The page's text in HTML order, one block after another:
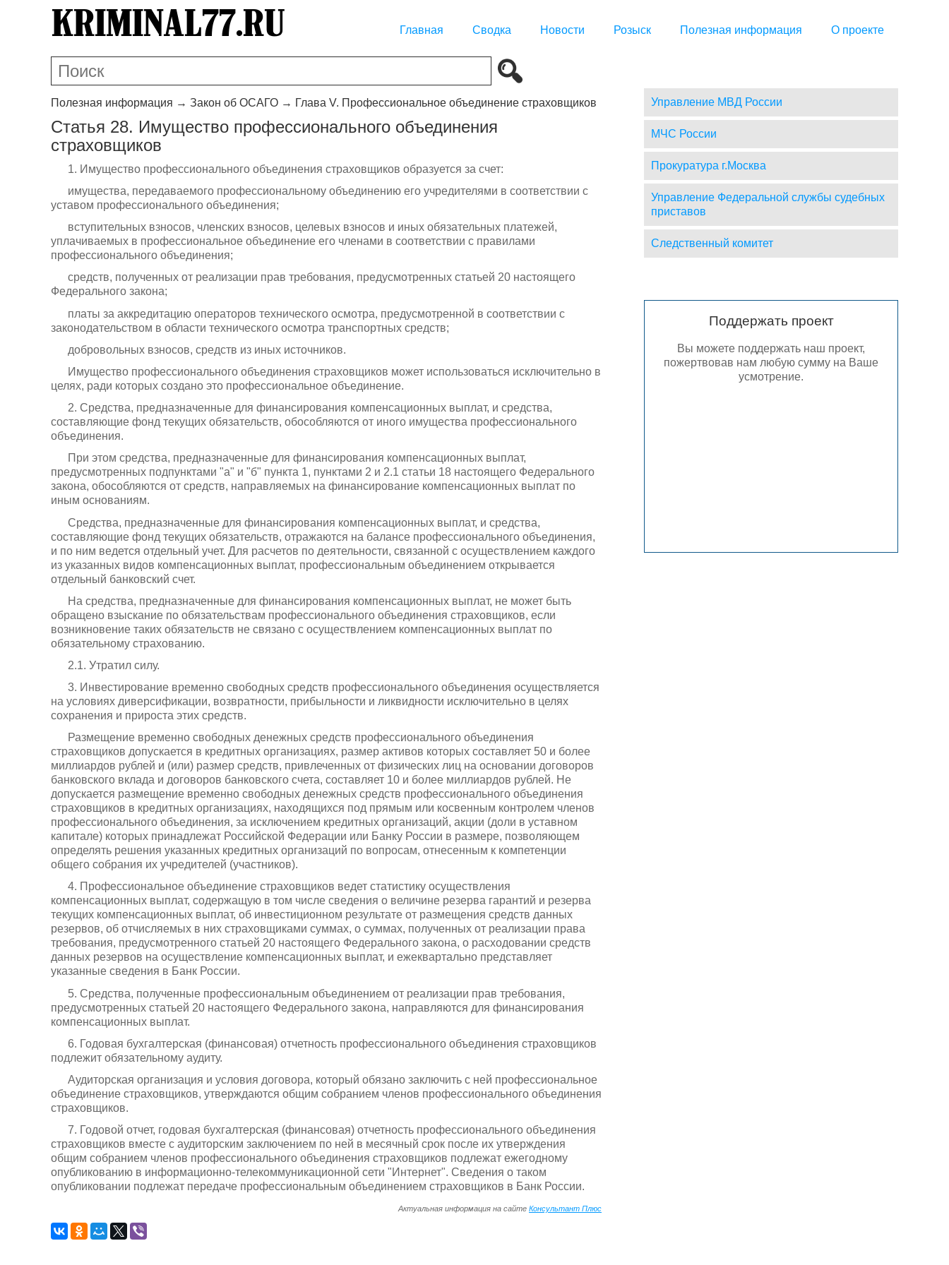
Главная Сводка Новости Розыск Полезная информация О проекте
Полезная информация → Закон об ОСАГО → Глава V. Профессиональное объединение страховщиков
Статья 28. Имущество профессионального объединения
страховщиков
1. Имущество профессионального объединения страховщиков образуется за счет:
имущества, передаваемого профессиональному объединению его учредителями в соответствии с
уставом профессионального объединения;
вступительных взносов, членских взносов, целевых взносов и иных обязательных платежей,
уплачиваемых в профессиональное объединение его членами в соответствии с правилами
профессионального объединения;
средств, полученных от реализации прав требования, предусмотренных статьей 20 настоящего
Федерального закона;
платы за аккредитацию операторов технического осмотра, предусмотренной в соответствии с
законодательством в области технического осмотра транспортных средств;
добровольных взносов, средств из иных источников.
Имущество профессионального объединения страховщиков может использоваться исключительно в
целях, ради которых создано это профессиональное объединение.
2. Средства, предназначенные для финансирования компенсационных выплат, и средства,
составляющие фонд текущих обязательств, обособляются от иного имущества профессионального
объединения.
При этом средства, предназначенные для финансирования компенсационных выплат,
предусмотренных подпунктами "а" и "б" пункта 1, пунктами 2 и 2.1 статьи 18 настоящего Федерального
закона, обособляются от средств, направляемых на финансирование компенсационных выплат по
иным основаниям.
Средства, предназначенные для финансирования компенсационных выплат, и средства,
составляющие фонд текущих обязательств, отражаются на балансе профессионального объединения,
и по ним ведется отдельный учет. Для расчетов по деятельности, связанной с осуществлением каждого
из указанных видов компенсационных выплат, профессиональным объединением открывается
отдельный банковский счет.
На средства, предназначенные для финансирования компенсационных выплат, не может быть
обращено взыскание по обязательствам профессионального объединения страховщиков, если
возникновение таких обязательств не связано с осуществлением компенсационных выплат по
обязательному страхованию.
2.1. Утратил силу.
3. Инвестирование временно свободных средств профессионального объединения осуществляется
на условиях диверсификации, возвратности, прибыльности и ликвидности исключительно в целях
сохранения и прироста этих средств.
Размещение временно свободных денежных средств профессионального объединения
страховщиков допускается в кредитных организациях, размер активов которых составляет 50 и более
миллиардов рублей и (или) размер средств, привлеченных от физических лиц на основании договоров
банковского вклада и договоров банковского счета, составляет 10 и более миллиардов рублей. Не
допускается размещение временно свободных денежных средств профессионального объединения
страховщиков в кредитных организациях, находящихся под прямым или косвенным контролем членов
профессионального объединения, за исключением кредитных организаций, акции (доли в уставном
капитале) которых принадлежат Российской Федерации или Банку России в размере, позволяющем
определять решения указанных кредитных организаций по вопросам, отнесенным к компетенции
общего собрания их учредителей (участников).
4. Профессиональное объединение страховщиков ведет статистику осуществления
компенсационных выплат, содержащую в том числе сведения о величине резерва гарантий и резерва
текущих компенсационных выплат, об инвестиционном результате от размещения средств данных
резервов, об отчисляемых в них страховщиками суммах, о суммах, полученных от реализации права
требования, предусмотренного статьей 20 настоящего Федерального закона, о расходовании средств
данных резервов на осуществление компенсационных выплат, и ежеквартально представляет
указанные сведения в Банк России.
5. Средства, полученные профессиональным объединением от реализации прав требования,
предусмотренных статьей 20 настоящего Федерального закона, направляются для финансирования
компенсационных выплат.
6. Годовая бухгалтерская (финансовая) отчетность профессионального объединения страховщиков
подлежит обязательному аудиту.
Аудиторская организация и условия договора, который обязано заключить с ней профессиональное
объединение страховщиков, утверждаются общим собранием членов профессионального объединения
страховщиков.
7. Годовой отчет, годовая бухгалтерская (финансовая) отчетность профессионального объединения
страховщиков вместе с аудиторским заключением по ней в месячный срок после их утверждения
общим собранием членов профессионального объединения страховщиков подлежат ежегодному
опубликованию в информационно-телекоммуникационной сети "Интернет". Сведения о таком
опубликовании подлежат передаче профессиональным объединением страховщиков в Банк России.
Актуальная информация на сайте Консультант Плюс
Управление МВД России
МЧС России
Прокуратура г.Москва
Управление Федеральной службы судебных
приставов
Следственный комитет
Поддержать проект
Вы можете поддержать наш проект,
пожертвовав нам любую сумму на Ваше
усмотрение.